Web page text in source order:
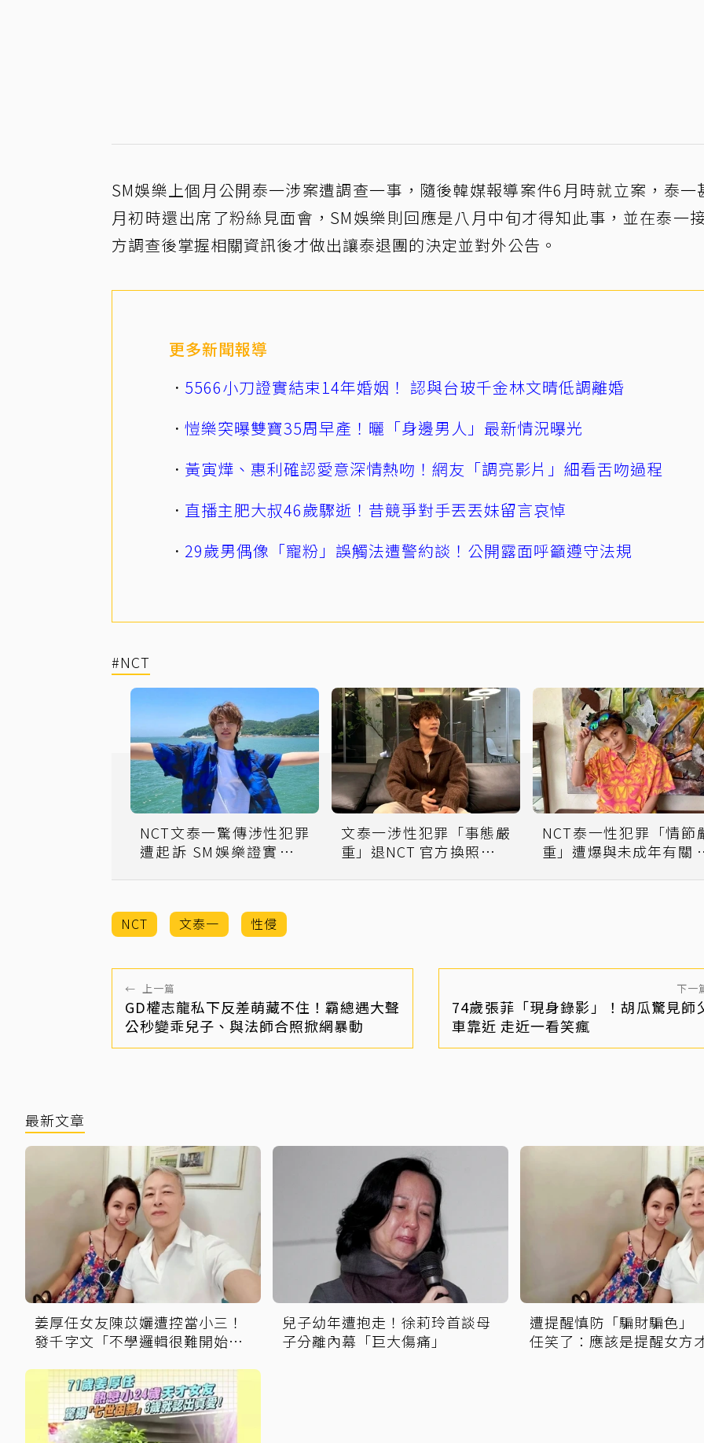
SM娛樂上個月公開泰一涉案遭調查一事，隨後韓媒報導案件6月時就立案，泰一
月初時還出席了粉絲見面會，SM娛樂則回應是八月中旬才得知此事，並在泰一
方調查後掌握相關資訊後才做出讓泰退團的決定並對外公告。
更多新聞報導
5566小刀證實結束14年婚姻！ 認與台玻千金林文晴低調離婚
愷樂突曝雙寶35周早產！曬「身邊男人」最新情況曝光
黃寅燁、惠利確認愛意深情熱吻！網友「調亮影片」細看舌吻過程
直播主肥大叔46歲驟逝！昔競爭對手丟丟妹留言哀悼
29歲男偶像「寵粉」誤觸法遭警約談！公開露面呼籲遵守法規
#NCT
NCT文泰一驚傳涉性犯罪
遭起訴 SM娛樂證實「事
文泰一涉性犯罪「事態嚴
重」退NCT 官方換照、成
NCT泰一性犯罪「情節
重」遭爆與未成年有關
NCT 文泰一 性侵
← 上一篇
GD權志龍私下反差萌藏不住！霸總遇大聲
公秒變乖兒子、與法師合照掀網暴動
下一
74歲張菲「現身錄影」！胡瓜驚見師
車靠近 走近一看笑瘋
最新文章
姜厚任女友陳苡孋遭控當小三！
發千字文「不學邏輯很難開始好
兒子幼年遭抱走！徐莉玲首談母
子分離內幕「巨大傷痛」
遭提醒慎防「騙財騙色
任笑了：應該是提醒女方